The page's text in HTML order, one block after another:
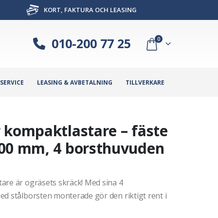
KORT, FAKTURA OCH LEASING
010-200 77 25 0
LEASING & AVBETALNING TILLVERKARE
kompaktlastare – fäste
mm, 4 borsthuvuden
är ogräsets skräck! Med sina 4
stålborsten monterade gör den riktigt rent i